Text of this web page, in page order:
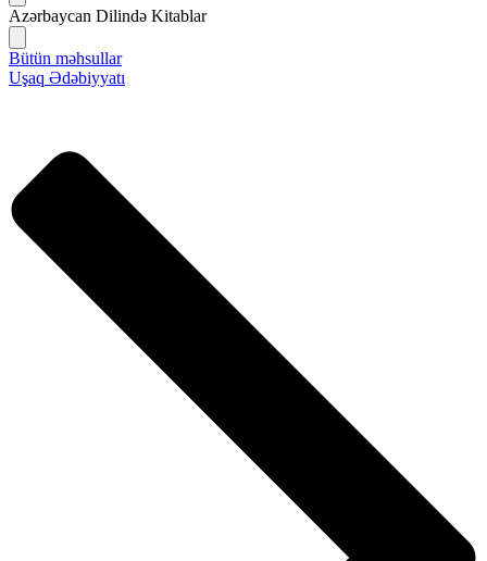
Azərbaycan Dilində Kitablar
Bütün məhsullar
Uşaq Ədəbiyyatı